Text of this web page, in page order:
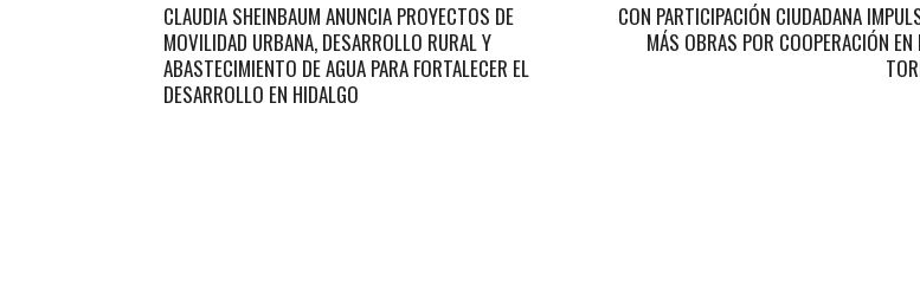
CLAUDIA SHEINBAUM ANUNCIA PROYECTOS DE
MOVILIDAD URBANA, DESARROLLO RURAL Y
ABASTECIMIENTO DE AGUA PARA FORTALECER EL
DESARROLLO EN HIDALGO
CON PARTICIPACIÓN CIUDADANA
MÁS OBRAS POR COOPERACIÓN EN